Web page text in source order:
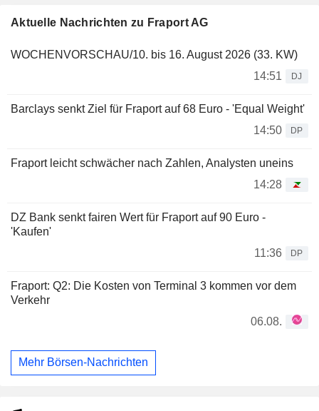
Aktuelle Nachrichten zu Fraport AG
WOCHENVORSCHAU/10. bis 16. August 2026 (33. KW)
14:51
DJ
Barclays senkt Ziel für Fraport auf 68 Euro - 'Equal Weight'
14:50
DP
Fraport leicht schwächer nach Zahlen, Analysten uneins
14:28
DZ Bank senkt fairen Wert für Fraport auf 90 Euro -
'Kaufen'
11:36
DP
Fraport: Q2: Die Kosten von Terminal 3 kommen vor dem
Verkehr
06.08.
Mehr Börsen-Nachrichten